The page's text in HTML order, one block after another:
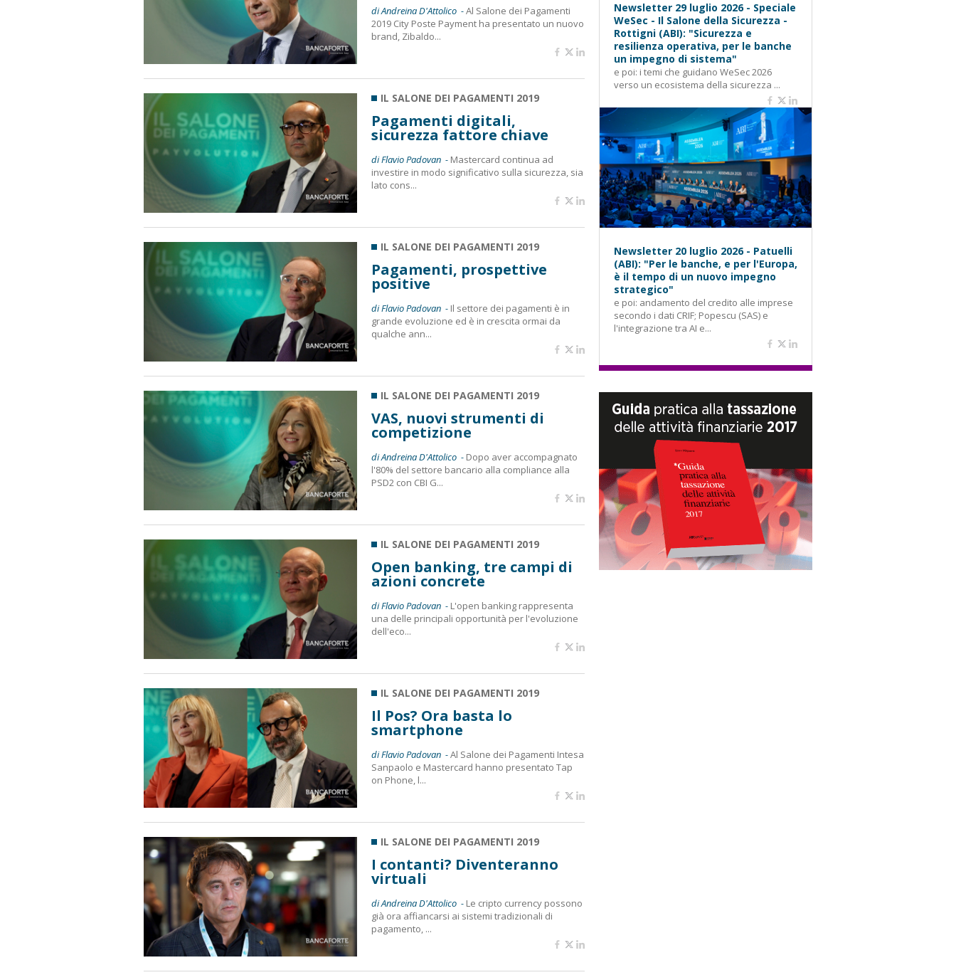
di Andreina D'Attolico -Al Salone dei Pagamenti
2019 City Poste Payment ha presentato un nuovo
brand, Zibaldo...
IL SALONE DEI PAGAMENTI 2019
Pagamenti digitali,
sicurezza fattore chiave
di Flavio Padovan - Mastercard continua ad
investire in modo significativo sulla sicurezza, sia
lato cons...
IL SALONE DEI PAGAMENTI 2019
Pagamenti, prospettive
positive
di Flavio Padovan - Il settore dei pagamenti è in
grande evoluzione ed è in crescita ormai da
qualche ann...
IL SALONE DEI PAGAMENTI 2019
VAS, nuovi strumenti di
competizione
di Andreina D'Attolico - Dopo aver accompagnato
l'80% del settore bancario alla compliance alla
PSD2 con CBI G...
IL SALONE DEI PAGAMENTI 2019
Open banking, tre campi di
azioni concrete
di Flavio Padovan - L'open banking rappresenta
una delle principali opportunità per l'evoluzione
dell'eco...
IL SALONE DEI PAGAMENTI 2019
Il Pos? Ora basta lo
smartphone
di Flavio Padovan -Al Salone dei Pagamenti Intesa
Sanpaolo e Mastercard hanno presentato Tap
on Phone, l...
IL SALONE DEI PAGAMENTI 2019
I contanti? Diventeranno
virtuali
di Andreina D'Attolico - Le cripto currency possono
già ora affiancarsi ai sistemi tradizionali di
pagamento, ...
Newsletter 29 luglio 2026 - Speciale
WeSec - Il Salone della Sicurezza -
Rottigni (ABI): "Sicurezza e
resilienza operativa, per le banche
un impegno di sistema"
e poi: i temi che guidano WeSec 2026
verso un ecosistema della sicurezza ...
Newsletter 20 luglio 2026 - Patuelli
(ABI): "Per le banche, e per l'Europa,
è il tempo di un nuovo impegno
strategico"
e poi: andamento del credito alle imprese
secondo i dati CRIF; Popescu (SAS) e
l'integrazione tra AI e...